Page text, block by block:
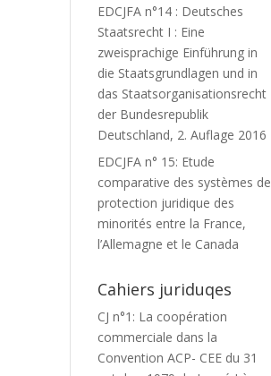
EDCJFA n°14 : Deutsches
Staatsrecht I : Eine
zweisprachige Einführung in
die Staatsgrundlagen und in
das Staatsorganisationsrecht
der Bundesrepublik
Deutschland, 2. Auflage 2016
EDCJFA n° 15: Etude
comparative des systèmes de
protection juridique des
minorités entre la France,
l’Allemagne et le Canada
Cahiers juriduqes
CJ n°1: La coopération
commerciale dans la
Convention ACP- CEE du 31